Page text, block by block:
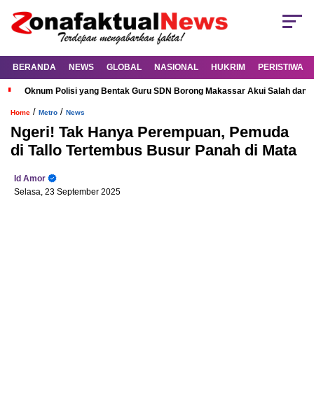
BERANDA NEWS GLOBAL NASIONAL HUKRIM PERISTIWA
Oknum Polisi yang Bentak Guru SDN Borong Makassar Akui Salah dan
Home / Metro / News
Ngeri! Tak Hanya Perempuan, Pemuda
di Tallo Tertembus Busur Panah di Mata
Id Amor
Selasa, 23 September 2025